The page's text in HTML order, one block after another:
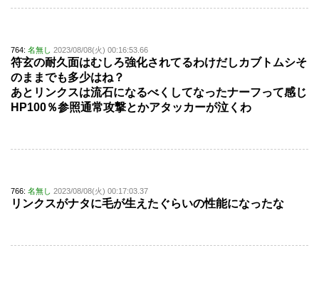
764: 名無し 2023/08/08(火) 00:16:53.66
符玄の耐久面はむしろ強化されてるわけだしカブトムシそ
のままでも多少はね？
あとリンクスは流石になるべくしてなったナーフって感じ
HP100％参照通常攻撃とかアタッカーが泣くわ
766: 名無し 2023/08/08(火) 00:17:03.37
リンクスがナタに毛が生えたぐらいの性能になったな